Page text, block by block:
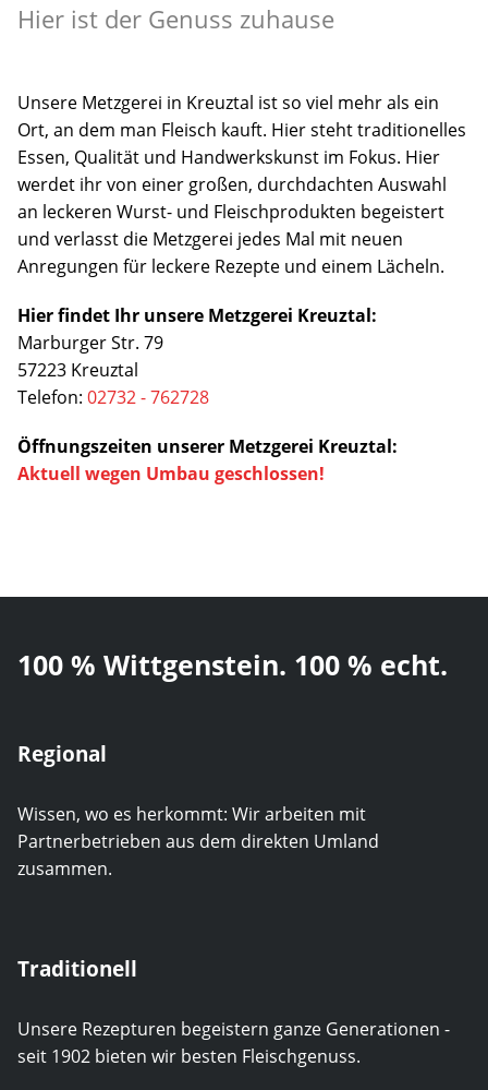
Hier ist der Genuss zuhause
Unsere Metzgerei in Kreuztal ist so viel mehr als ein
Ort, an dem man Fleisch kauft. Hier steht traditionelles
Essen, Qualität und Handwerkskunst im Fokus. Hier
werdet ihr von einer großen, durchdachten Auswahl
an leckeren Wurst- und Fleischprodukten begeistert
und verlasst die Metzgerei jedes Mal mit neuen
Anregungen für leckere Rezepte und einem Lächeln.
Hier findet Ihr unsere Metzgerei Kreuztal:
Marburger Str. 79
57223 Kreuztal
Telefon: 02732 - 762728
Öffnungszeiten unserer Metzgerei Kreuztal:
Aktuell wegen Umbau geschlossen!
100 % Wittgenstein. 100 % echt.
Regional
Wissen, wo es herkommt: Wir arbeiten mit
Partnerbetrieben aus dem direkten Umland
zusammen.
Traditionell
Unsere Rezepturen begeistern ganze Generationen -
seit 1902 bieten wir besten Fleischgenuss.